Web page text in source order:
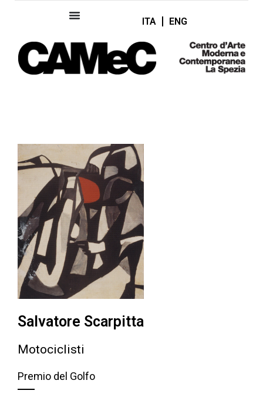
ITA ENG
Salvatore Scarpitta
Motociclisti
Premio del Golfo